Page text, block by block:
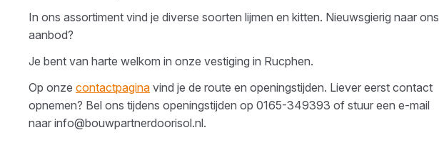
In ons assortiment vind je diverse soorten lijmen en kitten. Nieuwsgierig naar ons
aanbod?
Je bent van harte welkom in onze vestiging in Rucphen.
Op onze contactpagina vind je de route en openingstijden. Liever eerst contact
opnemen? Bel ons tijdens openingstijden op 0165-349393 of stuur een e-mail
naar info@bouwpartnerdoorisol.nl.